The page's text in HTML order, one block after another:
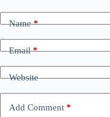
Name*
Email*
Website
Add Comment *